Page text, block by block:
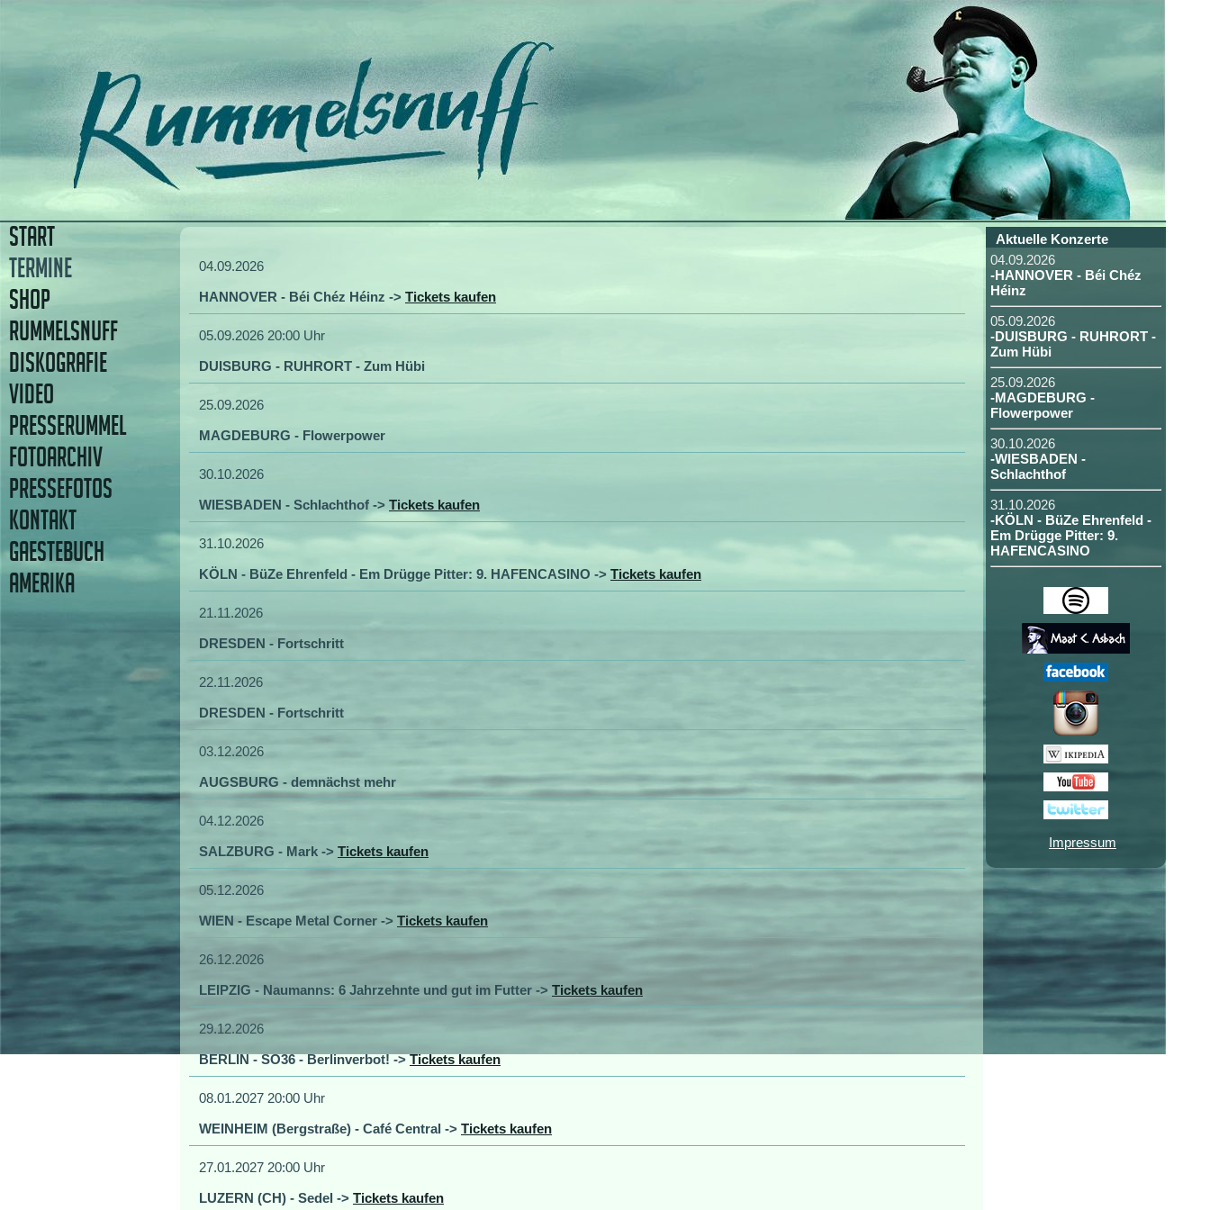
04.09.2026
HANNOVER - Béi Chéz Héinz -> Tickets kaufen
05.09.2026 20:00 Uhr
DUISBURG - RUHRORT - Zum Hübi
25.09.2026
MAGDEBURG - Flowerpower
30.10.2026
WIESBADEN - Schlachthof -> Tickets kaufen
31.10.2026
KÖLN - BüZe Ehrenfeld - Em Drügge Pitter: 9. HAFENCASINO -> Tickets kaufen
21.11.2026
DRESDEN - Fortschritt
22.11.2026
DRESDEN - Fortschritt
03.12.2026
AUGSBURG - demnächst mehr
04.12.2026
SALZBURG - Mark -> Tickets kaufen
05.12.2026
WIEN - Escape Metal Corner -> Tickets kaufen
26.12.2026
LEIPZIG - Naumanns: 6 Jahrzehnte und gut im Futter -> Tickets kaufen
29.12.2026
BERLIN - SO36 - Berlinverbot! ->Tickets kaufen
08.01.2027 20:00 Uhr
WEINHEIM (Bergstraße) - Café Central -> Tickets kaufen
27.01.2027 20:00 Uhr
LUZERN (CH) - Sedel -> Tickets kaufen
START
TERMINE
SHOP
RUMMELSNUFF
DISKOGRAFIE
VIDEO
PRESSERUMMEL
FOTOARCHIV
PRESSEFOTOS
KONTAKT
GAESTEBUCH
AMERIKA
Aktuelle Konzerte
04.09.2026
-HANNOVER - Béi Chéz
Héinz
05.09.2026
-DUISBURG - RUHRORT -
Zum Hübi
25.09.2026
-MAGDEBURG -
Flowerpower
30.10.2026
-WIESBADEN -
Schlachthof
31.10.2026
-KÖLN - BüZe Ehrenfeld -
Em Drügge Pitter: 9.
HAFENCASINO
Impressum